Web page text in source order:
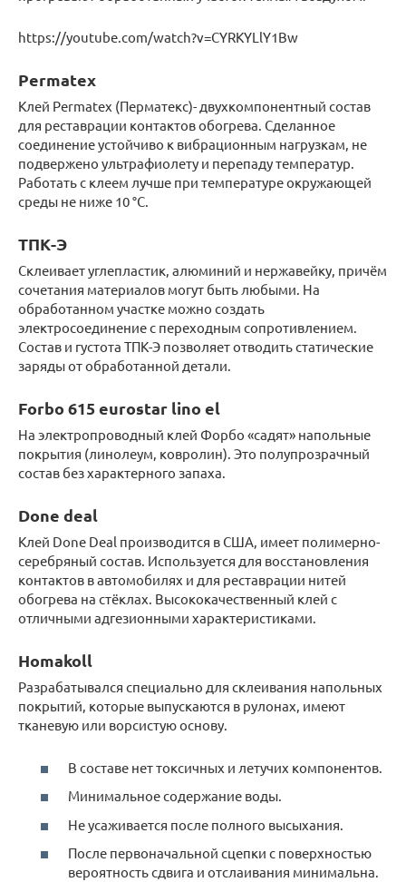
https://youtube.com/watch?v=CYRKYLlY1Bw
Permatex
Клей Permatex (Перматекс)- двухкомпонентный состав
для реставрации контактов обогрева. Сделанное
соединение устойчиво к вибрационным нагрузкам, не
подвержено ультрафиолету и перепаду температур.
Работать с клеем лучше при температуре окружающей
среды не ниже 10 °С.
ТПК-Э
Склеивает углепластик, алюминий и нержавейку, причём
сочетания материалов могут быть любыми. На
обработанном участке можно создать
электросоединение с переходным сопротивлением.
Состав и густота ТПК-Э позволяет отводить статические
заряды от обработанной детали.
Forbo 615 eurostar lino el
На электропроводный клей Форбо «садят» напольные
покрытия (линолеум, ковролин). Это полупрозрачный
состав без характерного запаха.
Done deal
Клей Done Deal производится в США, имеет полимерно-
серебряный состав. Используется для восстановления
контактов в автомобилях и для реставрации нитей
обогрева на стёклах. Высококачественный клей с
отличными адгезионными характеристиками.
Homakoll
Разрабатывался специально для склеивания напольных
покрытий, которые выпускаются в рулонах, имеют
тканевую или ворсистую основу.
В составе нет токсичных и летучих компонентов.
Минимальное содержание воды.
Не усаживается после полного высыхания.
После первоначальной сцепки с поверхностью
вероятность сдвига и отслаивания минимальна.